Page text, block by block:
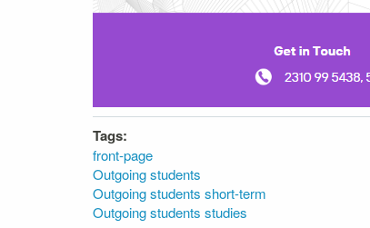
Tags:
front-page
Outgoing students
Outgoing students short-term
Outgoing students studies